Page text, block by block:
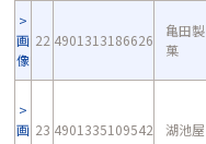
画
像
22 4901313186626
亀田製
菓
画 23 4901335109542 湖池屋